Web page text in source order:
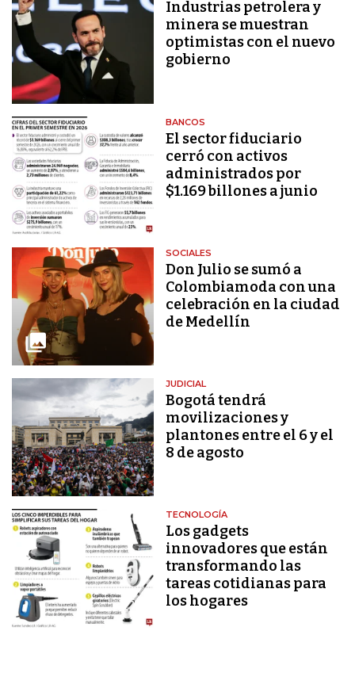
Industrias petrolera y
minera se muestran
optimistas con el nuevo
gobierno
BANCOS
El sector fiduciario
cerró con activos
administrados por
$1.169 billones a junio
SOCIALES
Don Julio se sumó a
Colombiamoda con una
celebración en la ciudad
de Medellín
JUDICIAL
Bogotá tendrá
movilizaciones y
plantones entre el 6 y el
8 de agosto
TECNOLOGÍA
Los gadgets
innovadores que están
transformando las
tareas cotidianas para
los hogares